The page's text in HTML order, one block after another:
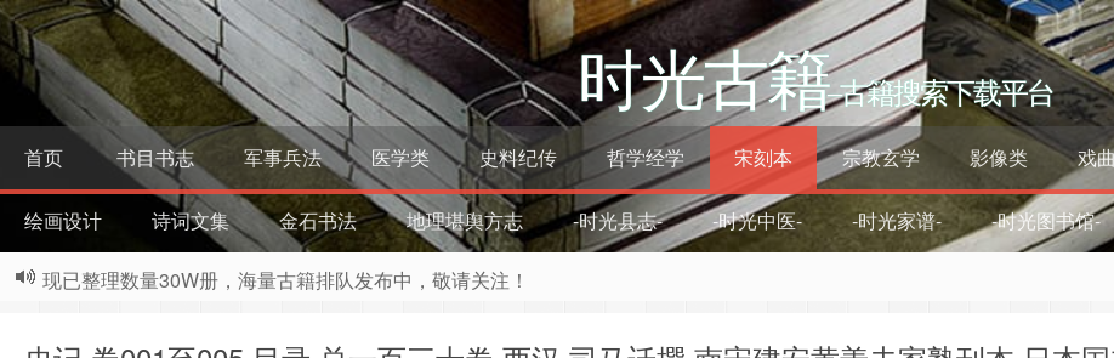
时光古籍–古籍搜索下载平台
首页 书目书志 军事兵法 医学类 史料纪传 哲学经学 宋刻本 宗教玄学 影像类 戏
绘画设计 诗词文集 金石书法 地理堪舆方志 -时光县志- -时光中医- -时光家谱- -时光图书馆-
现已整理数量30W册，海量古籍排队发布中，敬请关注！